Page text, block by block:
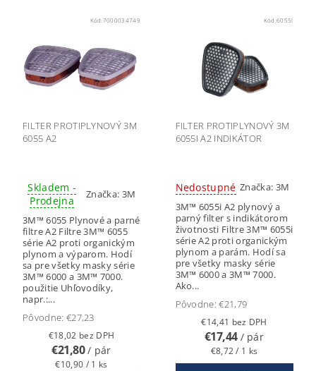
Kód: 7000034749
FILTER PROTIPLYNOVÝ 3M
6055 A2
Skladem -
Prodejna
Značka: 3M
3M™ 6055 Plynové a parné
filtre A2 Filtre 3M™ 6055
série A2 proti organickým
plynom a výparom. Hodí
sa pre všetky masky série
3M™ 6000 a 3M™ 7000.
použitie Uhľovodíky,
napr.:...
Pôvodne: €27,23
€18,02 bez DPH
€21,80/ pár
€10,90 / 1 ks
Kód: 6055I
FILTER PROTIPLYNOVÝ 3M
6055I A2 INDIKÁTOR
Nedostupné Značka: 3M
3M™ 6055i A2 plynový a
parný filter s indikátorom
životnosti Filtre 3M™ 6055i
série A2 proti organickým
plynom a parám. Hodí sa
pre všetky masky série
3M™ 6000 a 3M™ 7000.
Ako...
Pôvodne:€21,79
€14,41 bez DPH
€17,44 / pár
€8,72 / 1 ks